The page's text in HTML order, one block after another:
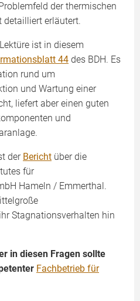
der thermischen
detailliert erläutert.
ist in diesem
44 des BDH. Es
rund um
und Wartung einer
liefert aber einen guten
und
der Bericht über die
für
Hameln / Emmerthal.
Stagnationsverhalten hin
in diesen Fragen sollte
Fachbetrieb für